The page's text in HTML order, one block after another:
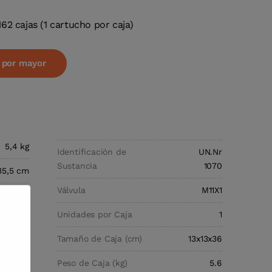
cajas (1 cartucho por caja)
mayor
5,4 kg
cm
Identificación de
Sustancia
UN.Nr
1070
Válvula M11X1
Unidades por Caja 1
Tamaño de Caja (cm) 13x13x36
Peso de Caja (kg) 5.6